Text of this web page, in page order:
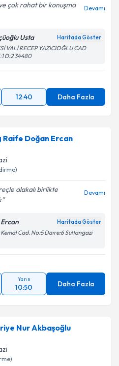
çok rahat bir konuşma
Devamı
Usta Haritada Göster
VALİ RECEP YAZICIOĞLU CAD
D:2 34480
12:40 Daha Fazla
Raife Doğan Ercan
alakalı birlikte
Devamı
Haritada Göster
Cad. No:5 Daire:6 Sultangazi
Yarın
10:50 Daha Fazla
Nur Akbaşoğlu